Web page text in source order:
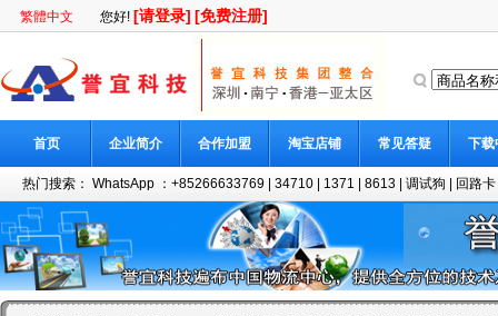
繁體中文 您好! [请登录] [免费注册]
首页 企业简介 合作加盟 淘宝店铺 常见答疑 下载
热门搜索： WhatsApp ：+85266633769 34710 1371 8613 调试狗 回路卡